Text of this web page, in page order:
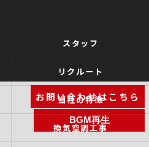
お問い合わせはこちら
BGM再生
スタッフ
リクルート
当社の特徴
換気空調工事